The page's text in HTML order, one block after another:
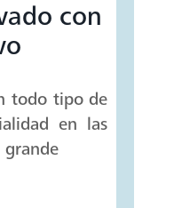
con
todo tipo de
en las
grande